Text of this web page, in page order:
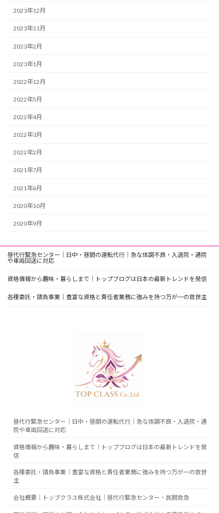
2023年12月
2023年11月
2023年2月
2023年1月
2022年12月
2022年5月
2022年4月
2022年3月
2022年2月
2021年7月
2021年6月
2020年10月
2020年9月
昼代行緊急センター｜日中・昼間の運転代行｜急な体調不良・入退院・通院
や車両回送に対応
資格情報から趣味・暮らしまで｜トップブログは日本の最新トレンドを発信
各種委託・請負事業｜豊富な資格と責任者業務に強みを持つ万が一の救世主
昼代行緊急センター｜日中・昼間の運転代行｜急な体調不良・入退院・通
院や車両回送に対応
資格情報から趣味・暮らしまで｜トップブログは日本の最新トレンドを発
信
各種委託・請負事業｜豊富な資格と責任者業務に強みを持つ万が一の救世
主
会社概要｜トップクラス株式会社｜昼代行緊急センター・民間救急